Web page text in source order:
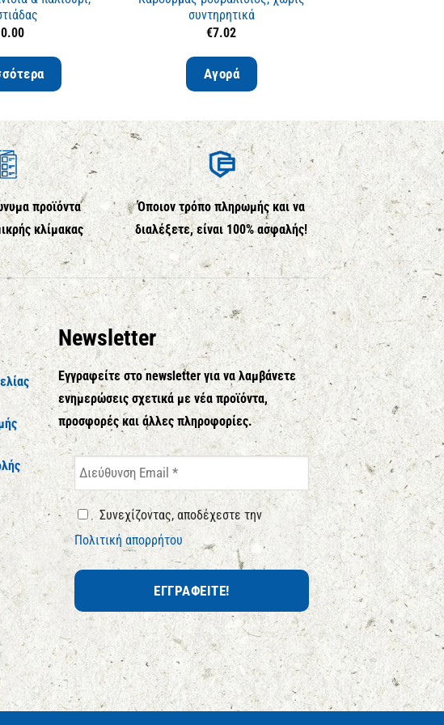
συντηρητικά
€7.02
Αγορά
προϊόντα
κλίμακας
Όποιον τρόπο πληρωμής και να
διαλέξετε, είναι 100% ασφαλής!
Newsletter
Εγγραφείτε στο newsletter για να λαμβάνετε
ενημερώσεις σχετικά με νέα προϊόντα,
προσφορές και άλλες πληροφορίες.
Συνεχίζοντας, αποδέχεστε την
Πολιτική απορρήτου